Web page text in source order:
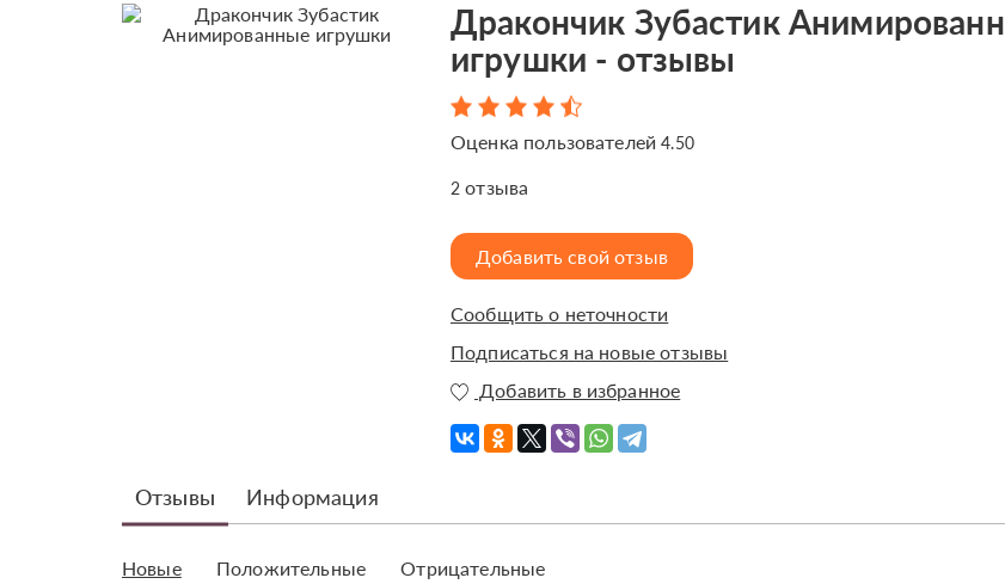
Дракончик Зубастик
игрушки - отзывы
Оценка пользователей4.50
2 отзыва
Добавить свой отзыв
Сообщить о неточности
Подписаться на новые отзывы
Добавить в избранное
Отзывы Информация
Новые Положительные Отрицательные